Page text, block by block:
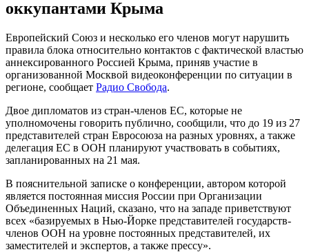
оккупантами Крыма
Европейский Союз и несколько его членов могут нарушить
правила блока относительно контактов с фактической властью
аннексированного Россией Крыма, приняв участие в
организованной Москвой видеоконференции по ситуации в
регионе, сообщает Радио Свобода.
Двое дипломатов из стран-членов ЕС, которые не
уполномочены говорить публично, сообщили, что до 19 из 27
представителей стран Евросоюза на разных уровнях, а также
делегация ЕС в ООН планируют участвовать в событиях,
запланированных на 21 мая.
В пояснительной записке о конференции, автором которой
является постоянная миссия России при Организации
Объединенных Наций, сказано, что на западе приветствуют
всех «базируемых в Нью-Йорке представителей государств-
членов ООН на уровне постоянных представителей, их
заместителей и экспертов, а также прессу».